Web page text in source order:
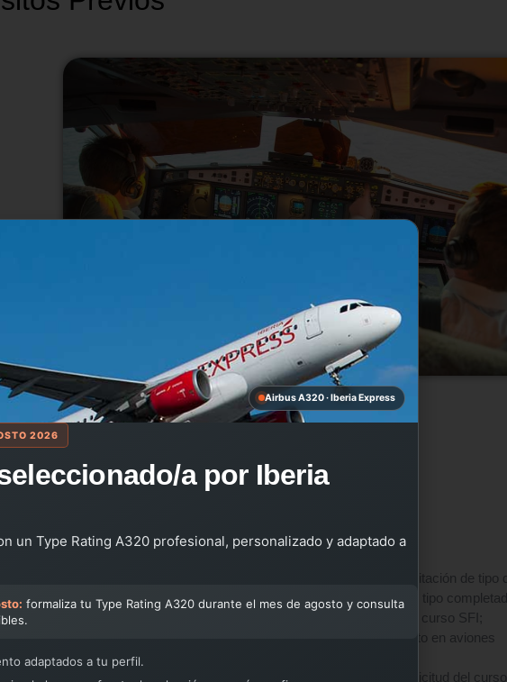
la
Verificación de competencia para la emisión de la habilitación de tipo
aeronave específica en el FFS que representa al avión tipo
dentro de los 12 meses anteriores a la solicitud para el curso SFI;
Al menos 1.500 horas de vuelo acumuladas como piloto en aviones
multipiloto
Completado dentro de los 12 meses anteriores a la solicitud del curso
2026
a por Iberia
un Type Rating A320 profesional, personalizado y adaptado a
formaliza tu Type Rating A320 durante el mes de agosto y consulta
adaptados a tu perfil.
Airbus A320 · Iberia Express